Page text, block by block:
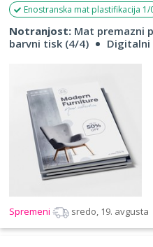
Enostranska mat plastifikacija 1/
Notranjost: Mat premazni
barvni tisk (4/4)
Spremeni sredo, 19. avgusta